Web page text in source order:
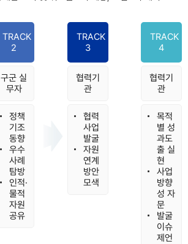
TRACK
2
구군 실
무자
정책
기조
동향
우수
사례
탐방
인적·
물적
자원
공유
TRACK
3
협력기
관
협력
사업
발굴
자원
연계
방안
모색
TRACK
4
협력기
관
목적
별 성
과도
출 실
현
사업
방향
성 자
문
발굴
이슈
제언